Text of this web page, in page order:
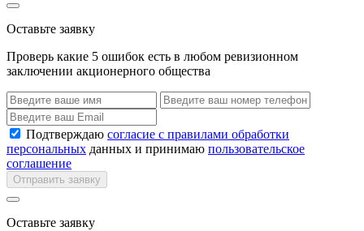
Оставьте заявку
Проверь какие 5 ошибок есть в любом ревизионном
заключении акционерного общества
Подтверждаю согласие с правилами обработки
персональных данных и принимаю пользовательское
соглашение
Отправить заявку
Оставьте заявку